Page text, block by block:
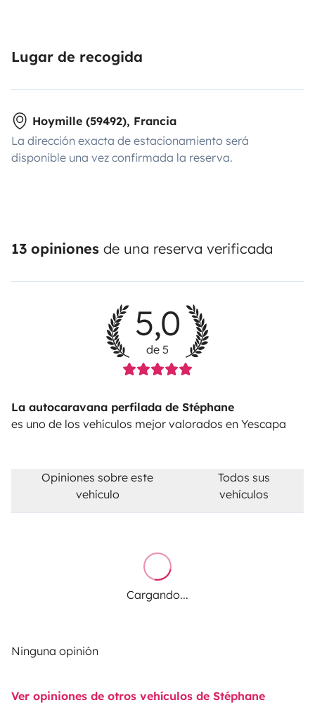
Lugar de recogida
Hoymille (59492), Francia
La dirección exacta de estacionamiento será
disponible una vez confirmada la reserva.
13 opiniones de una reserva verificada
5,0
de 5
La autocaravana perfilada de Stéphane
es uno de los vehículos mejor valorados en Yescapa
Opiniones sobre este
vehículo
Todos sus
vehículos
Cargando...
Ninguna opinión
Ver opiniones de otros vehículos de Stéphane